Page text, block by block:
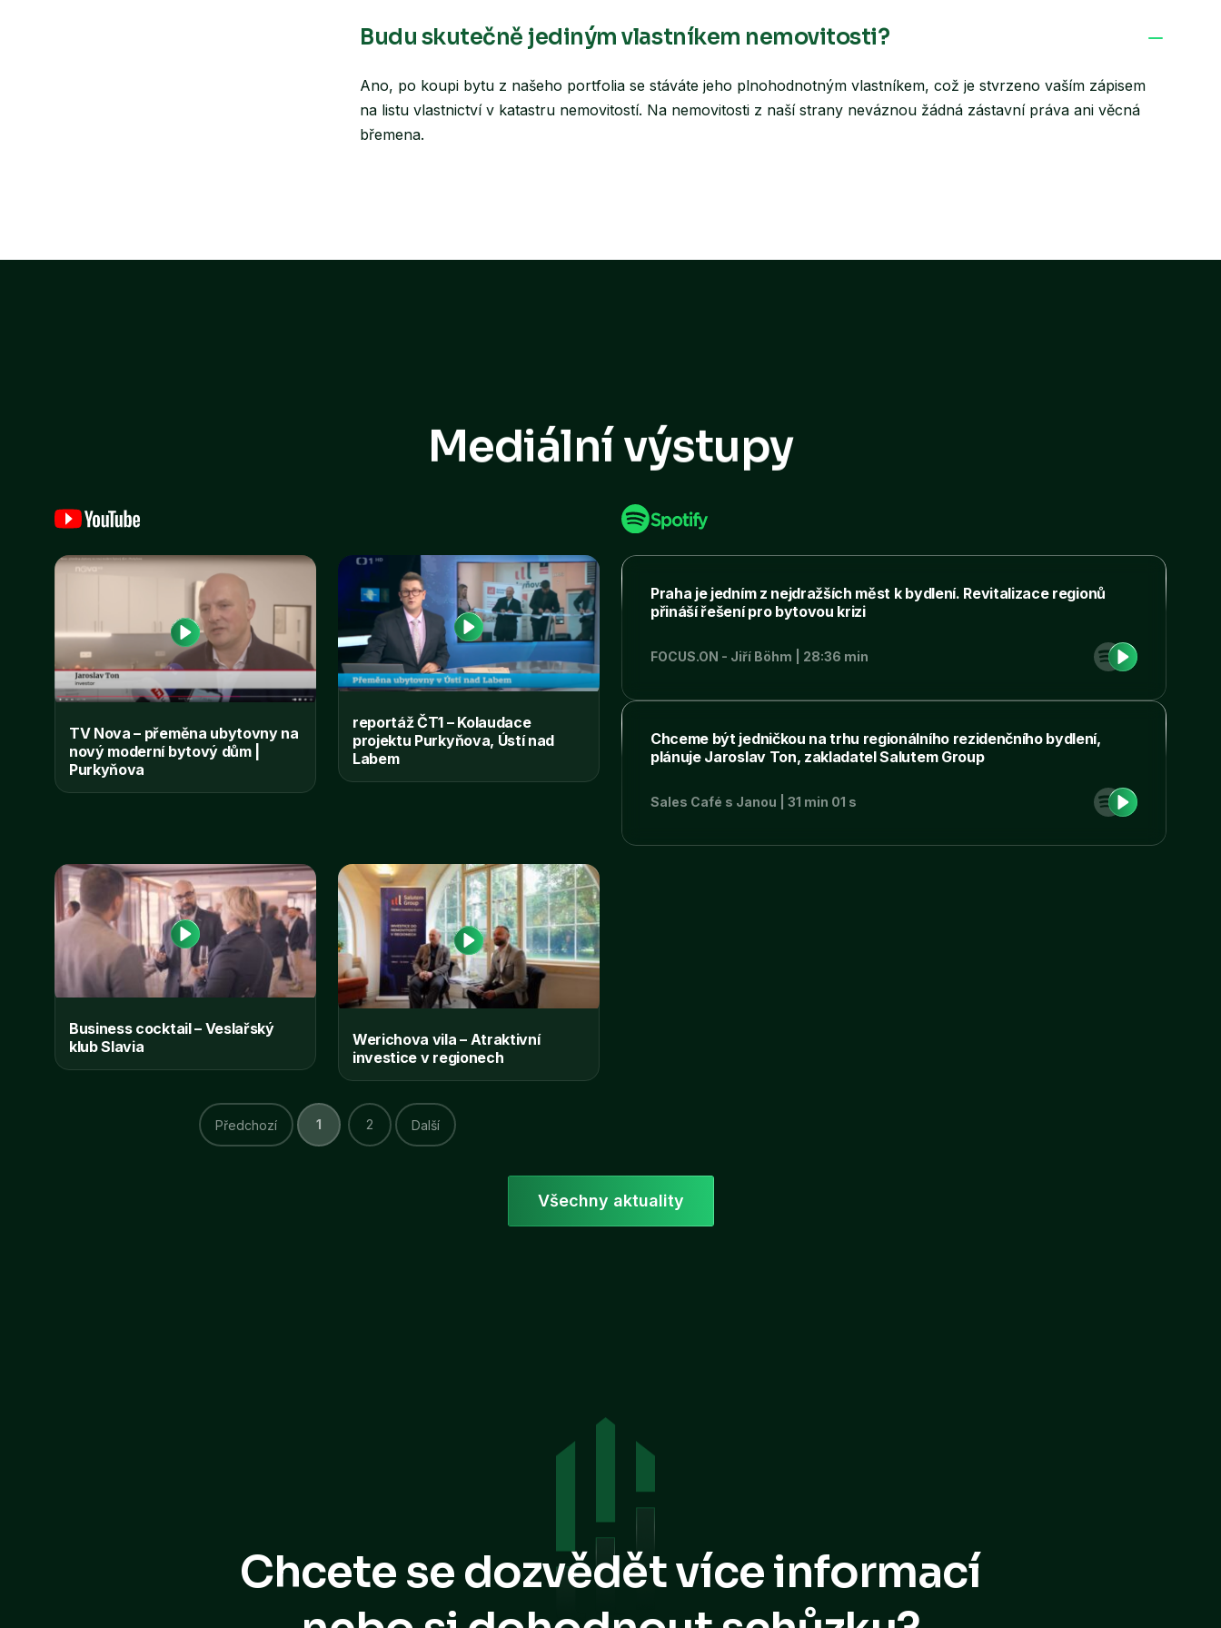
práce vám vždy předložíme detailní rozpočet ke schválení. Pokud se rozhodnete zajistit si opravu „po vlastní ose“,
máte samozřejmě volnou ruku.
Budu skutečně jediným vlastníkem nemovitosti?
Ano, po koupi bytu z našeho portfolia se stáváte jeho plnohodnotným vlastníkem, což je stvrzeno vaším zápisem
na listu vlastnictví v katastru nemovitostí. Na nemovitosti z naší strany neváznou žádná zástavní práva ani věcná
břemena.
Mediální výstupy
TV Nova – přeměna ubytovny na
nový moderní bytový dům |
Purkyňova
reportáž ČT1 – Kolaudace
projektu Purkyňova, Ústí nad
Labem
Business cocktail – Veslařský
klub Slavia
Werichova vila – Atraktivní
investice v regionech
průmyslového areálu v moderní
Předchozí 1 2 Další
Praha je jedním z nejdražších měst k bydlení. Revitalizace regionů
přináší řešení pro bytovou krizi
FOCUS.ON - Jiří Böhm | 28:36 min
Chceme být jedničkou na trhu regionálního rezidenčního bydlení,
plánuje Jaroslav Ton, zakladatel Salutem Group
Sales Café s Janou | 31 min 01 s
Všechny aktuality
Chcete se dozvědět více informací